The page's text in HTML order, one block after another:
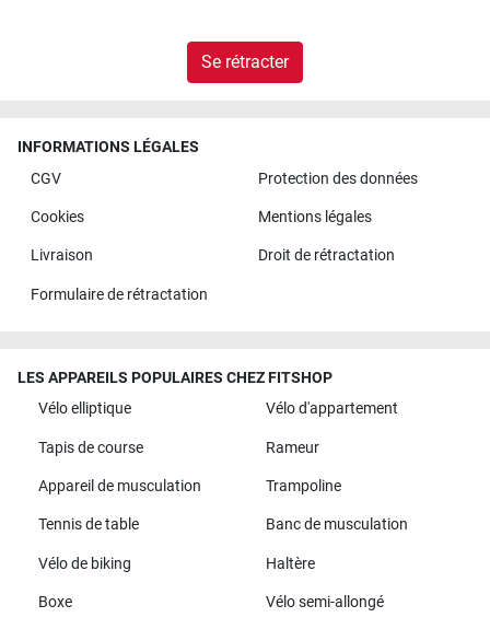
Se rétracter
INFORMATIONS LÉGALES
CGV
Protection des données
Cookies Mentions légales
Livraison Droit de rétractation
Formulaire de rétractation
LES APPAREILS POPULAIRES CHEZ FITSHOP
Vélo elliptique
Vélo d'appartement
Tapis de course Rameur
Appareil de musculation Trampoline
Tennis de table Banc de musculation
Vélo de biking Haltère
Boxe Vélo semi-allongé